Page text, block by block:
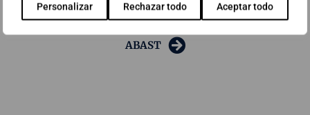
Personalizar Rechazar todo Aceptar todo
Descubre más sobre los servicios de Ciberseguridad de
ABAST